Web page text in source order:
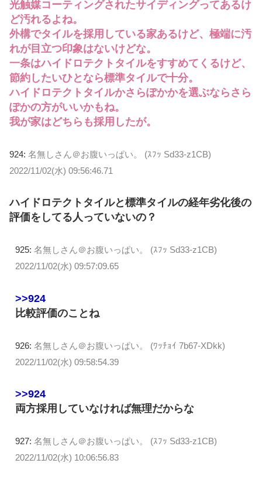
光触媒コーティングされたサイディングってあるけ
ど汚れるよね。
外構でタイルを採用している家あるけど、極端に汚
れが目立つ印象はないけどな。
一条はハイドロテクトタイルをすすめてくるけど、
節約したいひとなら標準タイルで十分。
ハイドロテクトタイルかさらぽかかを選ぶならさら
ぽかの方がいいかもね。
我が家はどちらも採用したが。
924: 名無しさん＠お腹いっぱい。 (ｽﾌｯ Sd33-z1CB)
2022/11/02(水) 09:56:46.71
ハイドロテクトタイルと標準タイルの経年劣化後の
評価をしてる人っていないの？
925: 名無しさん＠お腹いっぱい。 (ｽﾌｯ Sd33-z1CB)
2022/11/02(水) 09:57:09.65
>>924
比較評価のことね
926: 名無しさん＠お腹いっぱい。 (ﾜｯﾁｮｲ 7b67-XDkk)
2022/11/02(水) 09:58:54.39
>>924
両方採用していなければ無理だからな
927: 名無しさん＠お腹いっぱい。 (ｽﾌｯ Sd33-z1CB)
2022/11/02(水) 10:06:56.83